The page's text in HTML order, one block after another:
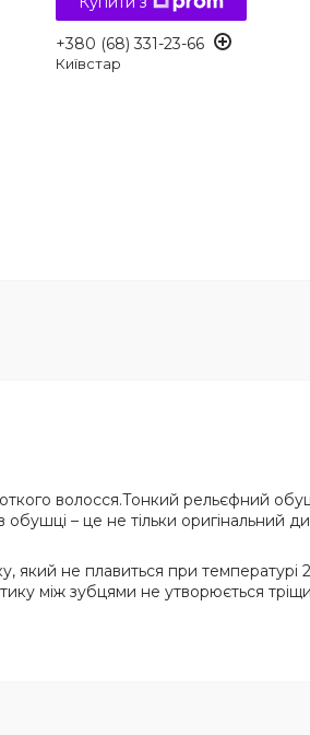
+380 (68) 331-23-66
Київстар
волосся.Тонкий рельєфний
– це не тільки оригінальний
який не плавиться при
між зубцями не утворюється